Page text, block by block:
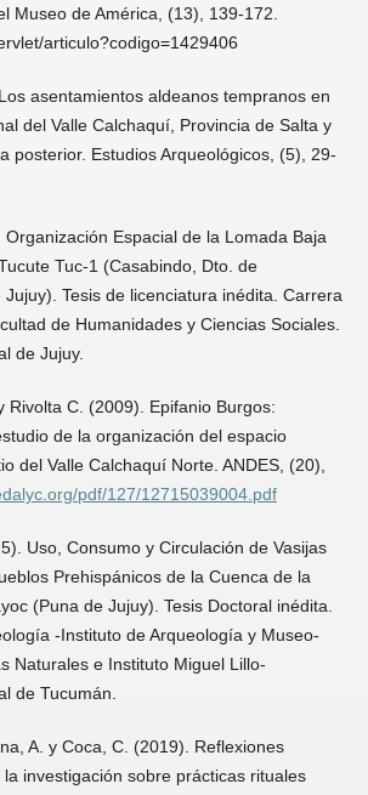
Museo de América, (13), 139-172.
articulo?codigo=1429406
asentamientos aldeanos tempranos en
del Valle Calchaquí, Provincia de Salta y
posterior. Estudios Arqueológicos, (5), 29-
Organización Espacial de la Lomada Baja
Tuc-1 (Casabindo, Dto. de
Tesis de licenciatura inédita. Carrera
de Humanidades y Ciencias Sociales.
de Jujuy.
Rivolta C. (2009). Epifanio Burgos:
de la organización del espacio
del Valle Calchaquí Norte. ANDES, (20),
pdf/127/12715039004.pdf
Uso, Consumo y Circulación de Vasijas
Prehispánicos de la Cuenca de la
(Puna de Jujuy). Tesis Doctoral inédita.
-Instituto de Arqueología y Museo-
Naturales e Instituto Miguel Lillo-
de Tucumán.
A. y Coca, C. (2019). Reflexiones
investigación sobre prácticas rituales